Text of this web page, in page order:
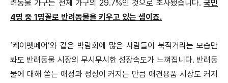
려동물 가구는 전체 가구의 29.7%인 것으로 조사됐습니다. 국민
4명 중 1명꼴로 반려동물을 키우고 있는 셈이죠.
‘케이펫페어’와 같은 박람회에 많은 사람들이 북적거리는 모습만
봐도 반려동물 시장의 무시무시한 성장속도가 느껴집니다. 반려동
물에 대해 쏟는 애정과 정성이 커지는 만큼 애견용품 시장도 커지